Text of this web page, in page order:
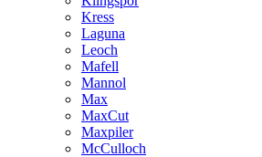
Kress
Laguna
Leoch
Mafell
Mannol
Max
MaxCut
Maxpiler
McCulloch